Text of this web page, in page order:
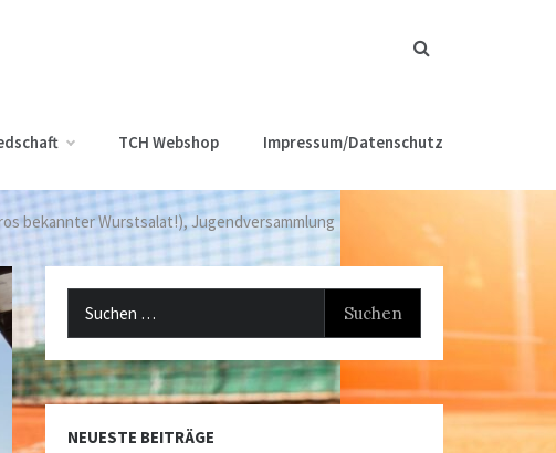
TCH Webshop Impressum/Datenschutz
bekannter Wurstsalat!), Jugendversammlung
NEUESTE BEITRÄGE